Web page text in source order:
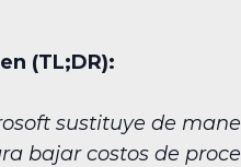
(TL;DR):
sustituye de
bajar costos de